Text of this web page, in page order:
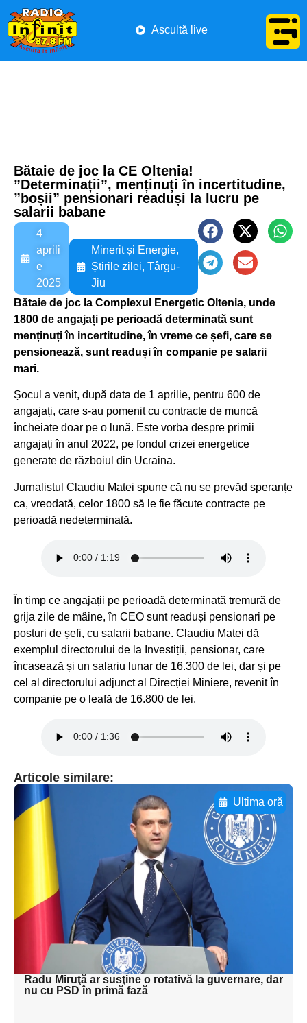
Ascultă live
Bătaie de joc la CE Oltenia!
”Determinații”, menținuți în incertitudine,
”boșii” pensionari readuși la lucru pe
salarii babane
4
aprili
e
2025
Minerit și Energie,
Știrile zilei,Târgu-
Jiu
Bătaie de joc la Complexul Energetic Oltenia, unde
1800 de angajați pe perioadă determinată sunt
menținuți în incertitudine, în vreme ce șefi, care se
pensionează, sunt readuși în companie pe salarii
mari.
Șocul a venit, după data de 1 aprilie, pentru 600 de
angajați, care s-au pomenit cu contracte de muncă
încheiate doar pe o lună. Este vorba despre primii
angajați în anul 2022, pe fondul crizei energetice
generate de războiul din Ucraina.
Jurnalistul Claudiu Matei spune că nu se prevăd speranțe
ca, vreodată, celor 1800 să le fie făcute contracte pe
perioadă nedeterminată.
În timp ce angajații pe perioadă determinată tremură de
grija zile de mâine, în CEO sunt readuși pensionari pe
posturi de șefi, cu salarii babane. Claudiu Matei dă
exemplul directorului de la Investiții, pensionar, care
încasează și un salariu lunar de 16.300 de lei, dar și pe
cel al directorului adjunct al Direcției Miniere, revenit în
companie pe o leafă de 16.800 de lei.
Articole similare:
Ultima oră
Adaugă aici textul pentru
subtitluAdaugă aici
textul pentru
subtitluAdaugă aici
textul pentru
subtitluAdaugă aici
textul pentru subti
Radu Miruţă ar susţine o rotativă la guvernare, dar
nu cu PSD în primă fază